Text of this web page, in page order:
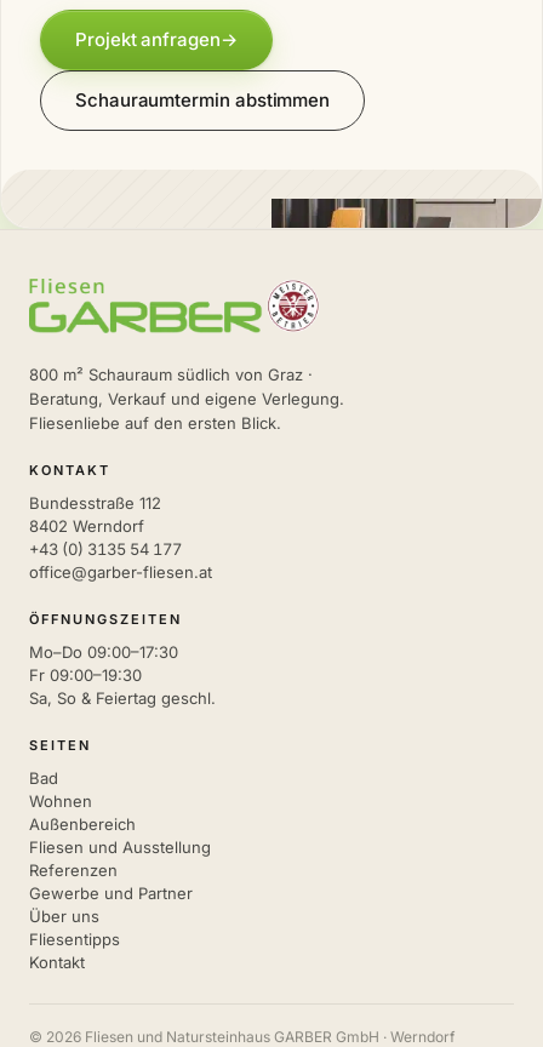
Projekt anfragen→
Schauraumtermin abstimmen
800 m² Schauraum südlich von Graz ·
Beratung, Verkauf und eigene Verlegung.
Fliesenliebe auf den ersten Blick.
KONTAKT
Bundesstraße 112
8402 Werndorf
+43 (0) 3135 54 177
office@garber-fliesen.at
ÖFFNUNGSZEITEN
Mo–Do 09:00–17:30
Fr 09:00–19:30
Sa, So & Feiertag geschl.
SEITEN
Bad
Wohnen
Außenbereich
Fliesen und Ausstellung
Referenzen
Gewerbe und Partner
Über uns
Fliesentipps
Kontakt
© 2026 Fliesen und Natursteinhaus GARBER GmbH · Werndorf